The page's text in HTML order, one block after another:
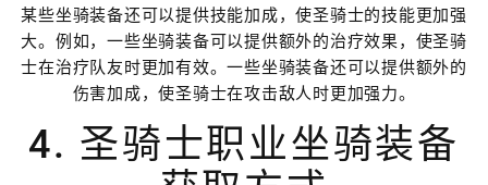
某些坐骑装备还可以提供技能加成，使圣骑士的技能更加强
大。例如，一些坐骑装备可以提供额外的治疗效果，使圣骑
士在治疗队友时更加有效。一些坐骑装备还可以提供额外的
伤害加成，使圣骑士在攻击敌人时更加强力。
4. 圣骑士职业坐骑装备